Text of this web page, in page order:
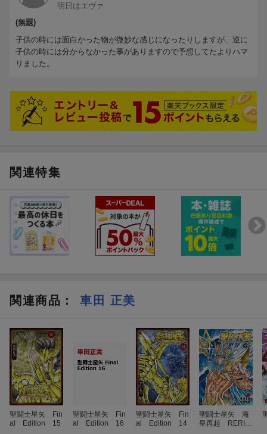
明日はエヴァ
(無題)
子供の時には面白かった物が微妙な感じになったりしますが、逆に
子供の時には分からなかった事がありますので予想してたよりハマ
リました。
関連特集
関連商品 ： 車田 正美
聖闘士星矢 Fin
al Edition 15
聖闘士星矢 Fin
al Edition 16
聖闘士星矢 Fin
al Edition 14
聖闘士星矢 海
皇再起 RERIS